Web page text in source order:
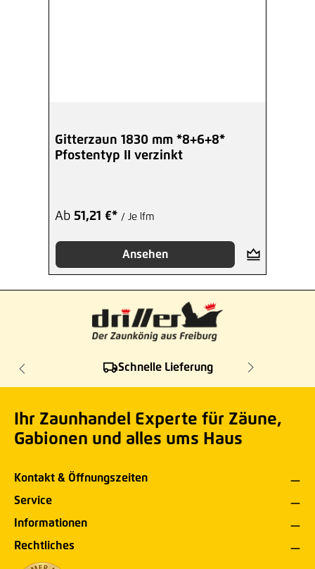
Gitterzaun 1830 mm *8+6+8*
Pfostentyp II verzinkt
Ab 51,21 €* / Je lfm
Ansehen
Schnelle Lieferung
Ihr Zaunhandel Experte für Zäune,
Gabionen und alles ums Haus
Kontakt & Öffnungszeiten
Service
Informationen
Rechtliches